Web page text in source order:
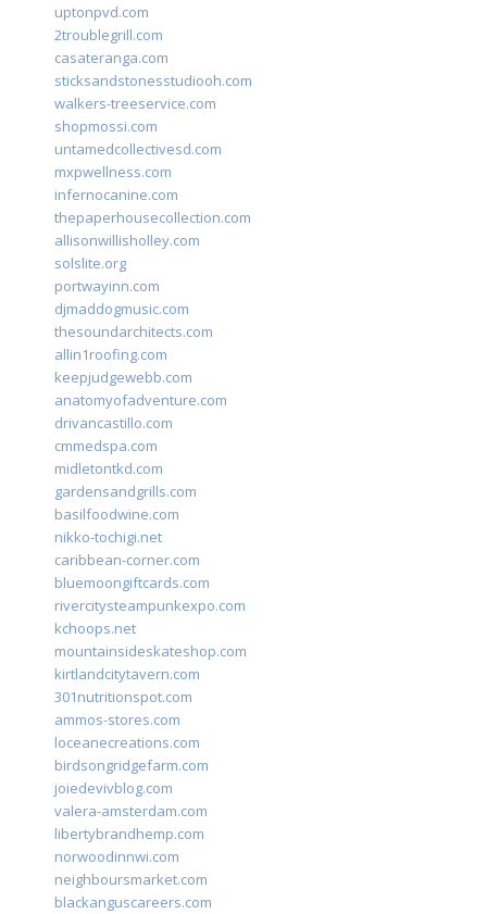
uptonpvd.com
2troublegrill.com
casateranga.com
sticksandstonesstudiooh.com
walkers-treeservice.com
shopmossi.com
untamedcollectivesd.com
mxpwellness.com
infernocanine.com
thepaperhousecollection.com
allisonwillisholley.com
solslite.org
portwayinn.com
djmaddogmusic.com
thesoundarchitects.com
allin1roofing.com
keepjudgewebb.com
anatomyofadventure.com
drivancastillo.com
cmmedspa.com
midletontkd.com
gardensandgrills.com
basilfoodwine.com
nikko-tochigi.net
caribbean-corner.com
bluemoongiftcards.com
rivercitysteampunkexpo.com
kchoops.net
mountainsideskateshop.com
kirtlandcitytavern.com
301nutritionspot.com
ammos-stores.com
loceanecreations.com
birdsongridgefarm.com
joiedevivblog.com
valera-amsterdam.com
libertybrandhemp.com
norwoodinnwi.com
neighboursmarket.com
blackanguscareers.com